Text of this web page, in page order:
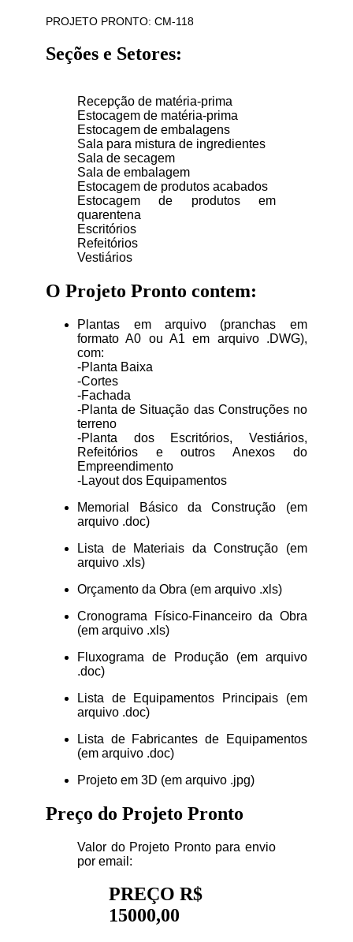
PROJETO PRONTO: CM-118
Seções e Setores:
Recepção de matéria-prima
Estocagem de matéria-prima
Estocagem de embalagens
Sala para mistura de ingredientes
Sala de secagem
Sala de embalagem
Estocagem de produtos acabados
Estocagem de produtos em
quarentena
Escritórios
Refeitórios
Vestiários
O Projeto Pronto contem:
Plantas em arquivo (pranchas em
formato A0 ou A1 em arquivo .DWG),
com:
-Planta Baixa
-Cortes
-Fachada
-Planta de Situação das Construções no
terreno
-Planta dos Escritórios, Vestiários,
Refeitórios e outros Anexos do
Empreendimento
-Layout dos Equipamentos
Memorial Básico da Construção (em
arquivo .doc)
Lista de Materiais da Construção (em
arquivo .xls)
Orçamento da Obra (em arquivo .xls)
Cronograma Físico-Financeiro da Obra
(em arquivo .xls)
Fluxograma de Produção (em arquivo
.doc)
Lista de Equipamentos Principais (em
arquivo .doc)
Lista de Fabricantes de Equipamentos
(em arquivo .doc)
Projeto em 3D (em arquivo .jpg)
Preço do Projeto Pronto
Valor do Projeto Pronto para envio
por email:
PREÇO R$
15000,00